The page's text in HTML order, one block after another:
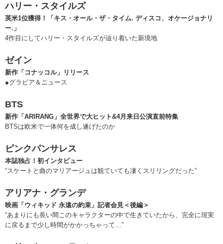
ハリー・スタイルズ
英米1位獲得！「キス・オール・ザ・タイム. ディスコ、オケージョナリ
ー.」
4作目にしてハリー・スタイルズが辿り着いた新境地
ゼイン
新作「コナッコル」リリース
●グラビア＆ニュース
BTS
新作「ARIRANG」全世界で大ヒット&4月来日公演直前特集
BTSは欧米で一体何を成し遂げたのか
ピンクパンサレス
本誌独占！初インタビュー
“スケートと曲のマリアージュは観ていても凄くスリリングだった”
アリアナ・グランデ
映画「ウィキッド 永遠の約束」記者会見＜後編＞
“あまりにも長い間このキャラクターの中で生きていたから、完全に現実
に戻るまで少し時間がかかっちゃって…”